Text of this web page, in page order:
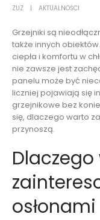
ZUZ AKTUALNOŚCI
Grzejniki są
także innych
ciepła i komfortu w
nie zawsze jest
panelu może być
liczniej pojawiają się
grzejnikowe bez
się, dlaczego warto
przynoszą.